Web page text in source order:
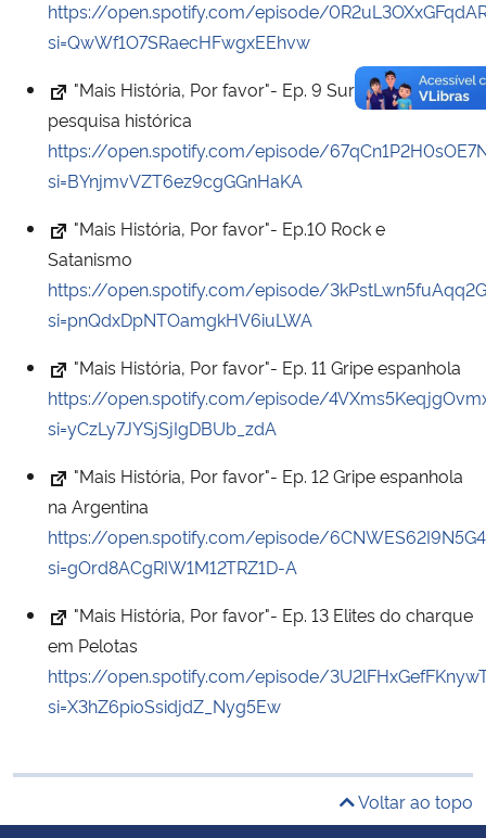
https://open.spotify.com/episode/
si=QwWf1O7SRaecHFwgxEEhvw
"Mais História, Por favor"- Ep. 9 Surfe e a
pesquisa histórica
https://open.spotify.com/episode/
si=BYnjmvVZT6ez9cgGGnHaKA
"Mais História, Por favor"- Ep.10 Rock e
Satanismo
https://open.spotify.com/episode/
si=pnQdxDpNTOamgkHV6iuLWA
"Mais História, Por favor"- Ep. 11 Gripe espanhola
https://open.spotify.com/episode/
si=yCzLy7JYSjSjIgDBUb_zdA
"Mais História, Por favor"- Ep. 12 Gripe espanhola
na Argentina
https://open.spotify.com/episode/
si=gOrd8ACgRIW1M12TRZ1D-A
"Mais História, Por favor"- Ep. 13 Elites do charque
em Pelotas
https://open.spotify.com/episode/
si=X3hZ6pioSsidjdZ_Nyg5Ew
Voltar ao topo